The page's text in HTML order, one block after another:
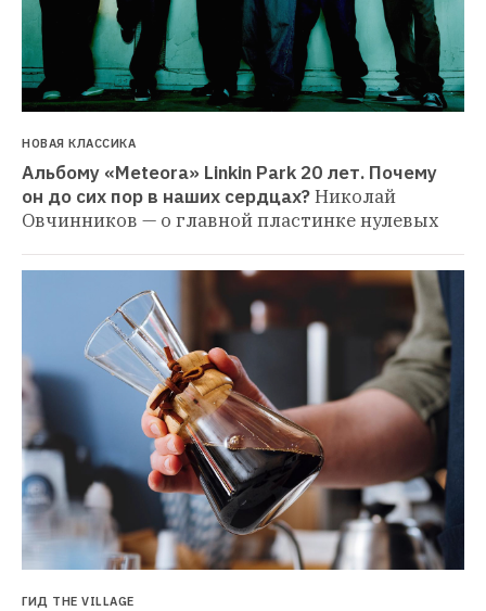
НОВАЯ КЛАССИКА
Альбому «Meteora» Linkin Park 20 лет. Почему
он до сих пор в наших сердцах?Николай
Овчинников — о главной пластинке нулевых
ГИД THE VILLAGE